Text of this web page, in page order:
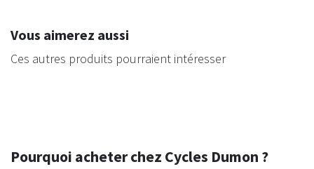
Vous aimerez aussi
Ces autres produits pourraient intéresser
Pourquoi acheter chez Cycles Dumon ?